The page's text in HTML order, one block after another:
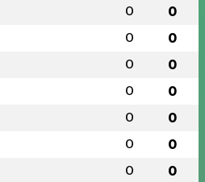
0 0
0 0
0 0
0 0
0 0
0 0
0 0